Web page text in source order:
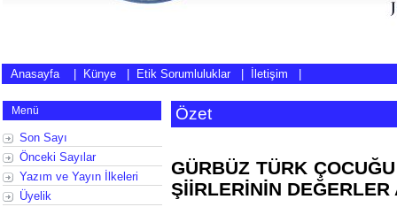
Anasayfa| Künye Etik Sorumluluklar İletişim
Menü
Son Sayı
Önceki Sayılar
Yazım ve Yayın İlkeleri
Üyelik
Özet
GÜRBÜZ TÜRK
ŞİİRLERİNİN